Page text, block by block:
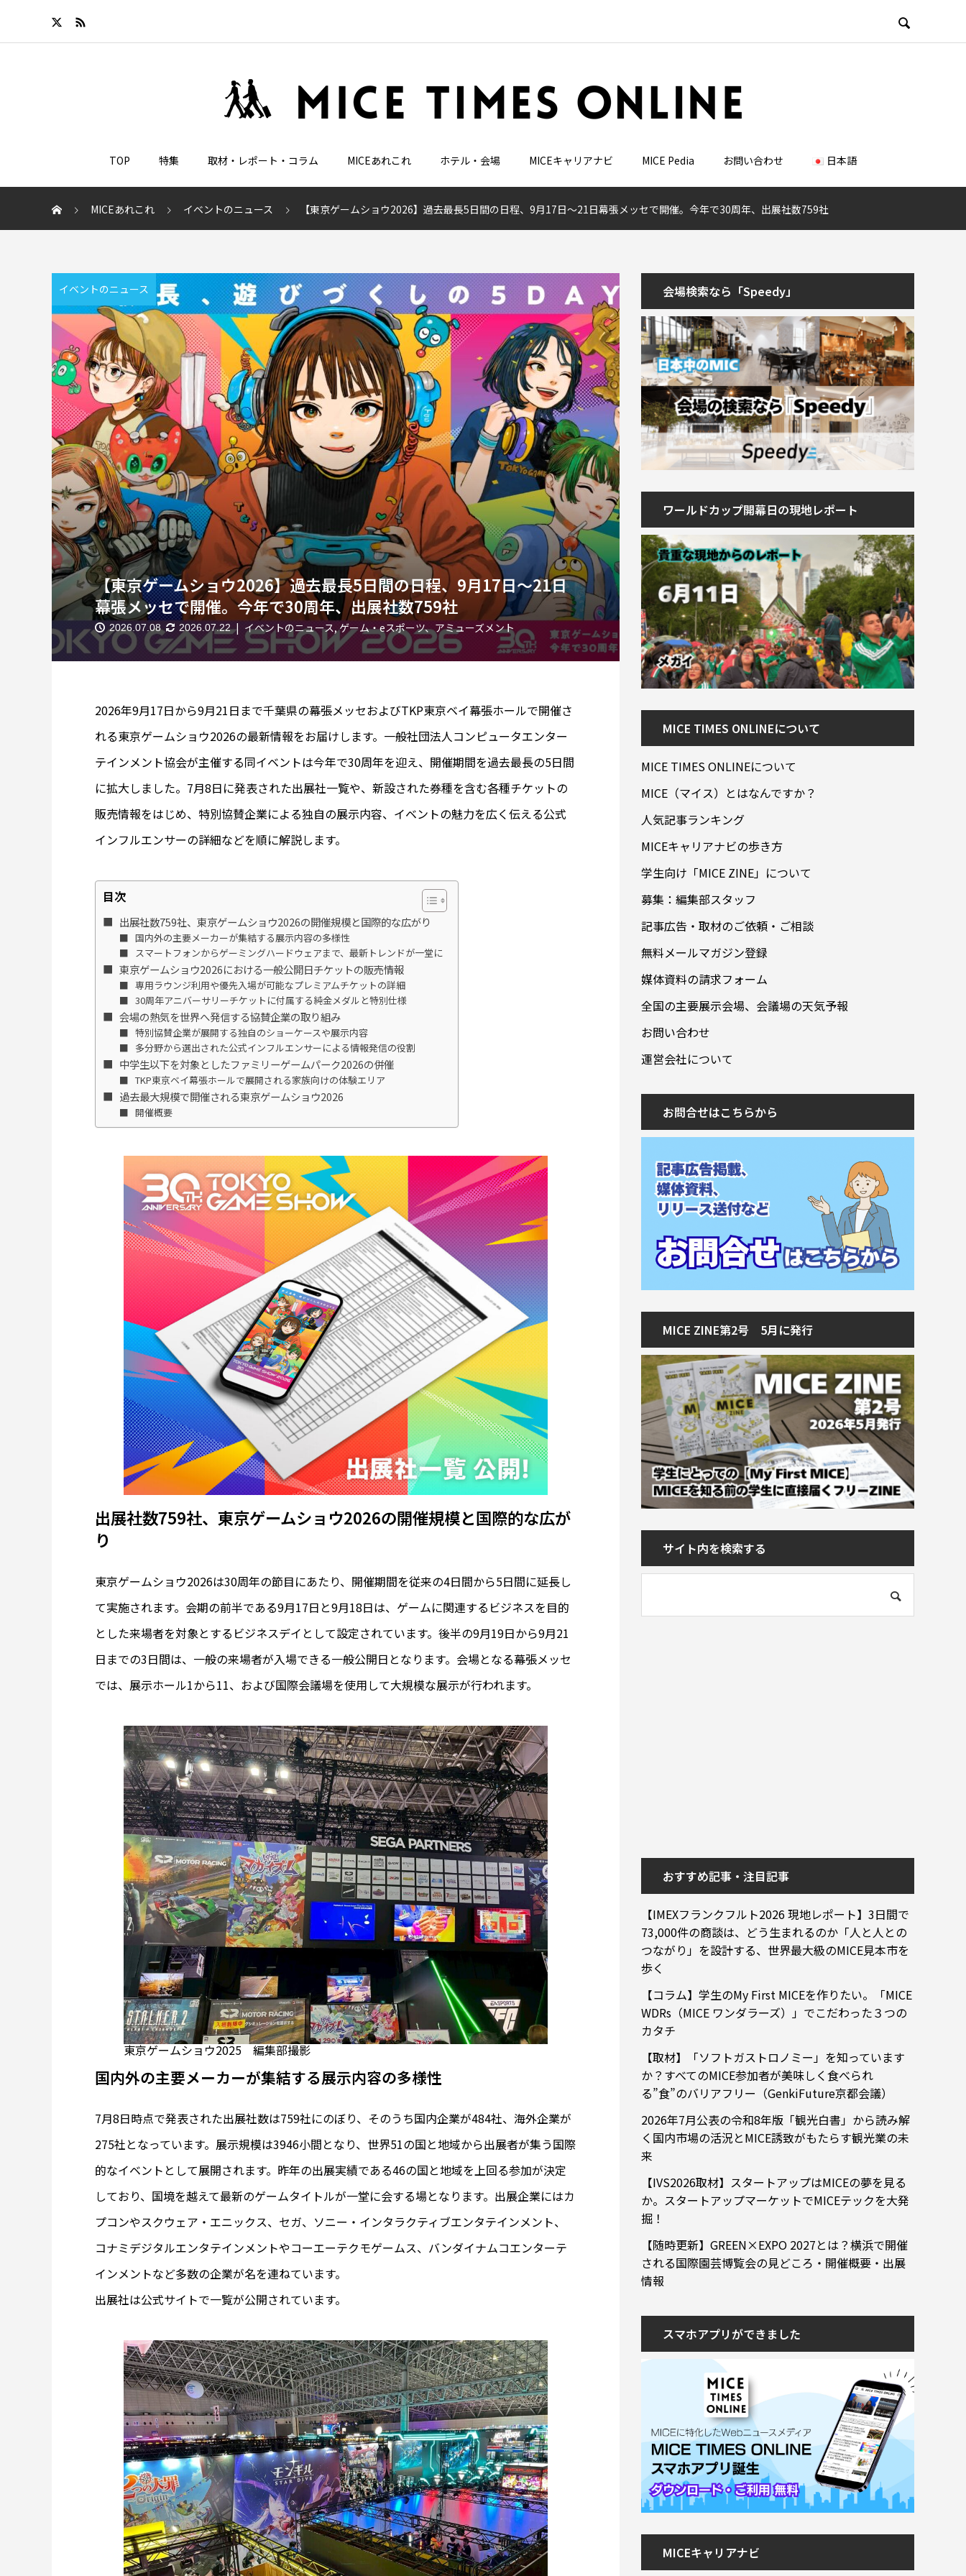

TOP 特集 取材・レポート・コラム MICEあれこれ ホテル・会場 MICEキャリアナビ MICE Pedia お問い合わせ 日本語
MICEあれこれ イベントのニュース 【東京ゲームショウ2026】過去最長5日間の日程、9月17日～21日幕張メッセで開催。今年で30周年、出展社数759社
イベントのニュース
【東京ゲームショウ2026】過去最長5日間の日程、9月17日～21日
幕張メッセで開催。今年で30周年、出展社数759社
2026.07.08 2026.07.22 イベントのニュース,ゲーム・eスポーツ、アミューズメント
2026年9月17日から9月21日まで千葉県の幕張メッセおよびTKP東京ベイ幕張ホールで開催さ
れる東京ゲームショウ2026の最新情報をお届けします。一般社団法人コンピュータエンター
テインメント協会が主催する同イベントは今年で30周年を迎え、開催期間を過去最長の5日間
に拡大しました。7月8日に発表された出展社一覧や、新設された券種を含む各種チケットの
販売情報をはじめ、特別協賛企業による独自の展示内容、イベントの魅力を広く伝える公式
インフルエンサーの詳細などを順に解説します。
目次
出展社数759社、東京ゲームショウ2026の開催規模と国際的な広がり
国内外の主要メーカーが集結する展示内容の多様性
スマートフォンからゲーミングハードウェアまで、最新トレンドが一堂に
東京ゲームショウ2026における一般公開日チケットの販売情報
専用ラウンジ利用や優先入場が可能なプレミアムチケットの詳細
30周年アニバーサリーチケットに付属する純金メダルと特別仕様
会場の熱気を世界へ発信する協賛企業の取り組み
特別協賛企業が展開する独自のショーケースや展示内容
多分野から選出された公式インフルエンサーによる情報発信の役割
中学生以下を対象としたファミリーゲームパーク2026の併催
TKP東京ベイ幕張ホールで展開される家族向けの体験エリア
過去最大規模で開催される東京ゲームショウ2026
開催概要
出展社数759社、東京ゲームショウ2026の開催規模と国際的な広が
り
東京ゲームショウ2026は30周年の節目にあたり、開催期間を従来の4日間から5日間に延長し
て実施されます。会期の前半である9月17日と9月18日は、ゲームに関連するビジネスを目的
とした来場者を対象とするビジネスデイとして設定されています。後半の9月19日から9月21
日までの3日間は、一般の来場者が入場できる一般公開日となります。会場となる幕張メッセ
では、展示ホール1から11、および国際会議場を使用して大規模な展示が行われます。
東京ゲームショウ2025 編集部撮影
国内外の主要メーカーが集結する展示内容の多様性
7月8日時点で発表された出展社数は759社にのぼり、そのうち国内企業が484社、海外企業が
275社となっています。展示規模は3946小間となり、世界51の国と地域から出展者が集う国際
的なイベントとして展開されます。昨年の出展実績である46の国と地域を上回る参加が決定
しており、国境を越えて最新のゲームタイトルが一堂に会する場となります。出展企業にはカ
プコンやスクウェア・エニックス、セガ、ソニー・インタラクティブエンタテインメント、
コナミデジタルエンタテインメントやコーエーテクモゲームス、バンダイナムコエンターテ
インメントなど多数の企業が名を連ねています。
出展社は公式サイトで一覧が公開されています。
会場検索なら「Speedy」
ワールドカップ開幕日の現地レポート
MICE TIMES ONLINEについて
MICE TIMES ONLINEについて
MICE（マイス）とはなんですか？
人気記事ランキング
MICEキャリアナビの歩き方
学生向け「MICE ZINE」について
募集：編集部スタッフ
記事広告・取材のご依頼・ご相談
無料メールマガジン登録
媒体資料の請求フォーム
全国の主要展示会場、会議場の天気予報
お問い合わせ
運営会社について
お問合せはこちらから
MICE ZINE第2号 5月に発行
サイト内を検索する
おすすめ記事・注目記事
【IMEXフランクフルト2026 現地レポート】3日間で
73,000件の商談は、どう生まれるのか「人と人との
つながり」を設計する、世界最大級のMICE見本市を
歩く
【コラム】学生のMy First MICEを作りたい。「MICE
WDRs（MICE ワンダラーズ）」でこだわった３つの
カタチ
【取材】「ソフトガストロノミー」を知っています
か？すべてのMICE参加者が美味しく食べられ
る”食”のバリアフリー（GenkiFuture京都会議）
2026年7月公表の令和8年版「観光白書」から読み解
く国内市場の活況とMICE誘致がもたらす観光業の未
来
【IVS2026取材】スタートアップはMICEの夢を見る
か。スタートアップマーケットでMICEテックを大発
掘！
【随時更新】GREEN×EXPO 2027とは？横浜で開催
される国際園芸博覧会の見どころ・開催概要・出展
情報
スマホアプリができました
MICEキャリアナビ